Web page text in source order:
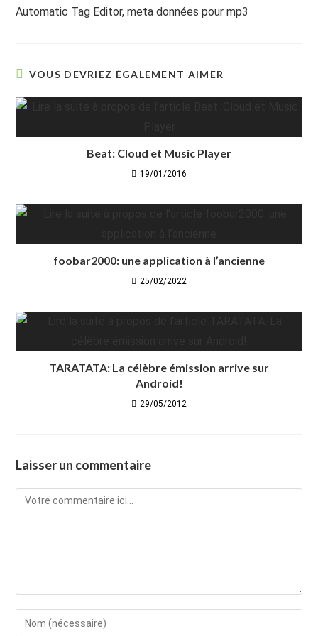
articles
Automatic Tag Editor, meta données pour mp3
VOUS DEVRIEZ ÉGALEMENT AIMER
Beat: Cloud et Music Player
19/01/2016
foobar2000: une application à l’ancienne
25/02/2022
TARATATA: La célèbre émission arrive sur
Android!
29/05/2012
Laisser un commentaire
Comment
Enter